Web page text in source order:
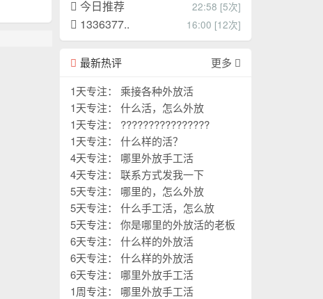
今日推荐 22:58 [5次]
1336377.. 16:00 [12次]
最新热评
更多
1天专注： 乘接各种外放活
1天专注： 什么活，怎么外放
1天专注： ????????????????
1天专注： 什么样的活？
4天专注： 哪里外放手工活
4天专注： 联系方式发我一下
5天专注： 哪里的，怎么外放
5天专注： 什么手工活，怎么放
5天专注： 你是哪里的外放活的老板
6天专注： 什么样的外放活
6天专注： 什么样的外放活
6天专注： 哪里外放手工活
1周专注： 哪里外放手工活